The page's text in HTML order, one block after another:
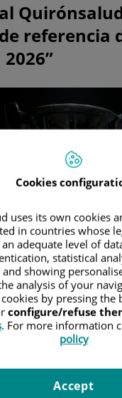
referencia
MARBELLA
a más de 3.500
y pádel a lo largo de
Cookies
uses its own cookies
in countries whose
an adequate level of
statistical
and showing
analysis of your
by pressing the
configure/refuse
. For more information
policy
Accept